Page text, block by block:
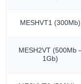
MESHVT1 (300Mb)
MESH2VT (500Mb
1Gb)